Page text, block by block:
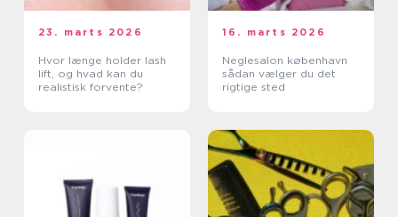
23. marts 2026
Hvor længe holder lash
lift, og hvad kan du
realistisk forvente?
16. marts 2026
Neglesalon københavn
sådan vælger du det
rigtige sted